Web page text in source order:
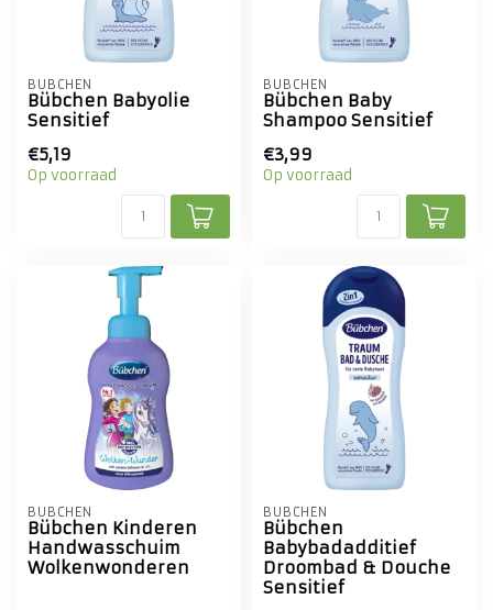
BÜBCHEN
Bübchen Babyolie
Sensitief
€5,19
Op voorraad
BÜBCHEN
Bübchen Baby
Shampoo Sensitief
€3,99
Op voorraad
BÜBCHEN
Bübchen Kinderen
Handwasschuim
Wolkenwonderen
BÜBCHEN
Bübchen
Babybadadditief
Droombad & Douche
Sensitief